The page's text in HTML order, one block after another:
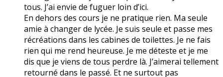
tous. J’ai envie de fuguer loin d’ici.
En dehors des cours je ne pratique rien. Ma seule
amie à changer de lycée. Je suis seule et passe mes
récréations dans les cabines de toilettes. Je ne fais
rien qui me rend heureuse. Je me déteste et je me
dis que je viens de tous perdre là. J’aimerai tellement
retourné dans le passé. Et ne surtout pas